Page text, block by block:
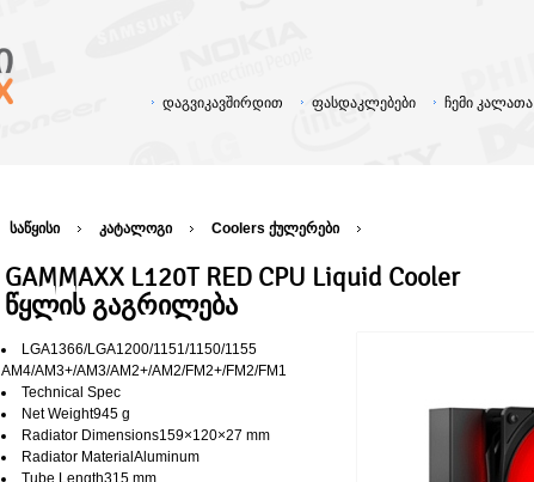
ჩემი კალათა
ფასდაკლებები
დაგვიკავშირდით
საწყისი კატალოგი Coolers ქულერები
GAMMAXX L120T RED CPU Liquid Cooler
წყლის გაგრილება
LGA1366/LGA1200/1151/1150/1155
AM4/AM3+/AM3/AM2+/AM2/FM2+/FM2/FM1
Technical Spec
Net Weight945 g
Radiator Dimensions159×120×27 mm
Radiator MaterialAluminum
Tube Length315 mm